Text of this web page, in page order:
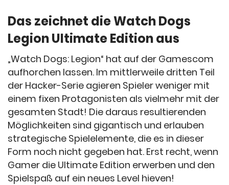
Das zeichnet die Watch Dogs
Legion Ultimate Edition aus
„Watch Dogs: Legion“ hat auf der Gamescom
aufhorchen lassen. Im mittlerweile dritten Teil
der Hacker-Serie agieren Spieler weniger mit
einem fixen Protagonisten als vielmehr mit der
gesamten Stadt! Die daraus resultierenden
Möglichkeiten sind gigantisch und erlauben
strategische Spielelemente, die es in dieser
Form noch nicht gegeben hat. Erst recht, wenn
Gamer die Ultimate Edition erwerben und den
Spielspaß auf ein neues Level hieven!